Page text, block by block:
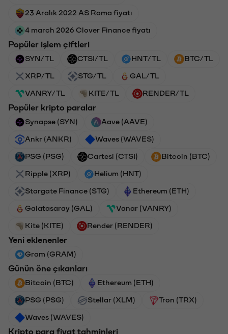
23 Aralık 2022 AS Roma fiyatı
4 march 2026 Clover Finance fiyatı
Popüler işlem çiftleri
SYN/TL CTSI/TL HNT/TL BTC/TL
XRP/TL STG/TL GAL/TL
VANRY/TL KITE/TL RENDER/TL
Popüler kripto paralar
Synapse (SYN) Aave (AAVE)
Ankr (ANKR) Waves (WAVES)
PSG (PSG) Cartesi (CTSI) Bitcoin (BTC)
Ripple (XRP) Helium (HNT)
Stargate Finance (STG) Ethereum (ETH)
Galatasaray (GAL) Vanar (VANRY)
Kite (KITE) Render (RENDER)
Yeni eklenenler
Gram (GRAM)
Günün öne çıkanları
Bitcoin (BTC) Ethereum (ETH)
PSG (PSG) Stellar (XLM) Tron (TRX)
Waves (WAVES)
Kripto para fiyat tahminleri